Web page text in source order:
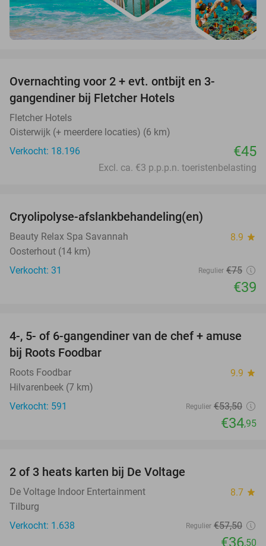
Overnachting voor 2 + evt. ontbijt en 3-
gangendiner bij Fletcher Hotels
Fletcher Hotels
Oisterwijk (+ meerdere locaties) (6 km)
Verkocht: 18.196
€45
Excl. ca. €3 p.p.p.n. toeristenbelasting
Cryolipolyse-afslankbehandeling(en)
Beauty Relax Spa Savannah 8.9 star
Oosterhout (14 km)
Verkocht: 31
Regulier €75
€39
35%
4-, 5- of 6-gangendiner van de chef + amuse
bij Roots Foodbar
Roots Foodbar 9.9 star
Hilvarenbeek (7 km)
Verkocht: 591
Regulier €53,50
€34,95
2 of 3 heats karten bij De Voltage
De Voltage Indoor Entertainment 8.7 star
Tilburg
Verkocht: 1.638
Regulier €57,50
€36,50